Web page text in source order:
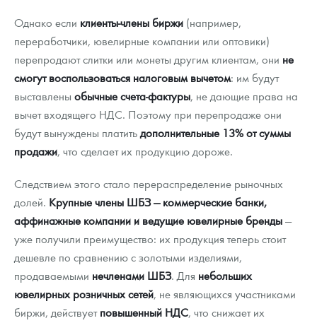
Однако если клиенты-члены биржи (например,
переработчики, ювелирные компании или оптовики)
перепродают слитки или монеты другим клиентам, они не
смогут воспользоваться налоговым вычетом: им будут
выставлены обычные счета-фактуры, не дающие права на
вычет входящего НДС. Поэтому при перепродаже они
будут вынуждены платитьдополнительные 13% от суммы
продажи, что сделает их продукцию дороже.
Следствием этого стало перераспределение рыночных
долей. Крупные члены ШБЗ — коммерческие банки,
аффинажные компании и ведущие ювелирные бренды—
уже получили преимущество: их продукция теперь стоит
дешевле по сравнению с золотыми изделиями,
продаваемыми нечленами ШБЗ. Для небольших
ювелирных розничных сетей, не являющихся участниками
биржи, действуетповышенный НДС, что снижает их